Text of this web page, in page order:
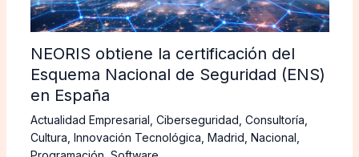
NEORIS obtiene la certificación del
Esquema Nacional de Seguridad (ENS)
en España
Actualidad Empresarial Ciberseguridad Consultoría
Cultura Innovación Tecnológica Madrid Nacional